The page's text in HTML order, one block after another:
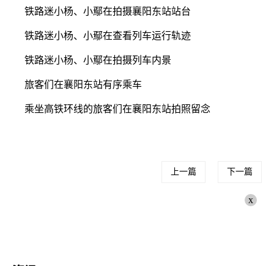
铁路迷小杨、小鄢在拍摄襄阳东站站台
铁路迷小杨、小鄢在查看列车运行轨迹
铁路迷小杨、小鄢在拍摄列车内景
旅客们在襄阳东站有序乘车
乘坐高铁环线的旅客们在襄阳东站拍照留念
上一篇 下一篇
x